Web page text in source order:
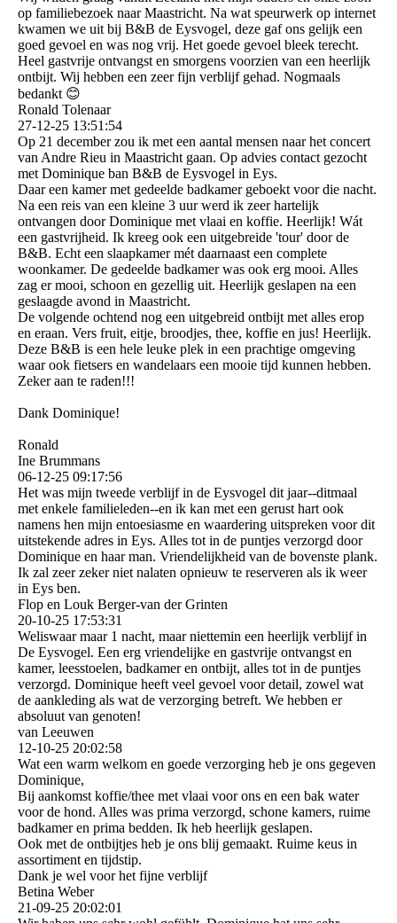
op familiebezoek naar Maastricht. Na wat speurwerk op internet
kwamen we uit bij B&B de Eysvogel, deze gaf ons gelijk een
goed gevoel en was nog vrij. Het goede gevoel bleek terecht.
Heel gastvrije ontvangst en smorgens voorzien van een heerlijk
ontbijt. Wij hebben een zeer fijn verblijf gehad. Nogmaals
bedankt 😊
Ronald Tolenaar
27-12-25 13:51:54
Op 21 december zou ik met een aantal mensen naar het concert
van Andre Rieu in Maastricht gaan. Op advies contact gezocht
met Dominique ban B&B de Eysvogel in Eys.
Daar een kamer met gedeelde badkamer geboekt voor die nacht.
Na een reis van een kleine 3 uur werd ik zeer hartelijk
ontvangen door Dominique met vlaai en koffie. Heerlijk! Wát
een gastvrijheid. Ik kreeg ook een uitgebreide 'tour' door de
B&B. Echt een slaapkamer mét daarnaast een complete
woonkamer. De gedeelde badkamer was ook erg mooi. Alles
zag er mooi, schoon en gezellig uit. Heerlijk geslapen na een
geslaagde avond in Maastricht.
De volgende ochtend nog een uitgebreid ontbijt met alles erop
en eraan. Vers fruit, eitje, broodjes, thee, koffie en jus! Heerlijk.
Deze B&B is een hele leuke plek in een prachtige omgeving
waar ook fietsers en wandelaars een mooie tijd kunnen hebben.
Zeker aan te raden!!!
Dank Dominique!
Ronald
Ine Brummans
06-12-25 09:17:56
Het was mijn tweede verblijf in de Eysvogel dit jaar--ditmaal
met enkele familieleden--en ik kan met een gerust hart ook
namens hen mijn entoesiasme en waardering uitspreken voor dit
uitstekende adres in Eys. Alles tot in de puntjes verzorgd door
Dominique en haar man. Vriendelijkheid van de bovenste plank.
Ik zal zeer zeker niet nalaten opnieuw te reserveren als ik weer
in Eys ben.
Flop en Louk Berger-van der Grinten
20-10-25 17:53:31
Weliswaar maar 1 nacht, maar niettemin een heerlijk verblijf in
De Eysvogel. Een erg vriendelijke en gastvrije ontvangst en
kamer, leesstoelen, badkamer en ontbijt, alles tot in de puntjes
verzorgd. Dominique heeft veel gevoel voor detail, zowel wat
de aankleding als wat de verzorging betreft. We hebben er
absoluut van genoten!
van Leeuwen
12-10-25 20:02:58
Wat een warm welkom en goede verzorging heb je ons gegeven
Dominique,
Bij aankomst koffie/thee met vlaai voor ons en een bak water
voor de hond. Alles was prima verzorgd, schone kamers, ruime
badkamer en prima bedden. Ik heb heerlijk geslapen.
Ook met de ontbijtjes heb je ons blij gemaakt. Ruime keus in
assortiment en tijdstip.
Dank je wel voor het fijne verblijf
Betina Weber
21-09-25 20:02:01